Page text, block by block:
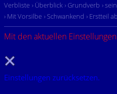
Verbliste › Überblick › Grundverb › sein
› Mit Vorsilbe › Schwankend › Erstteil ab
Mit den aktuellen
Einstellungen zurücksetzen.